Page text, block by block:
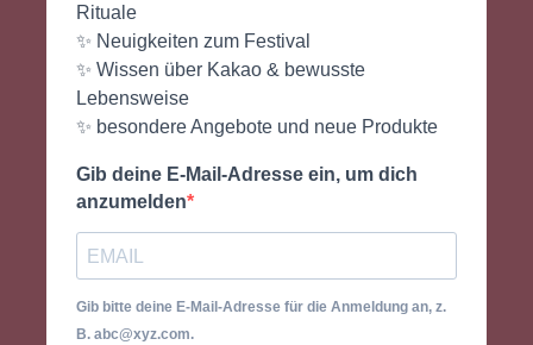
Rituale
✨ Neuigkeiten zum Festival
✨ Wissen über Kakao & bewusste
Lebensweise
✨ besondere Angebote und neue Produkte
Gib deine E-Mail-Adresse ein, um dich
anzumelden
Gib bitte deine E-Mail-Adresse für die Anmeldung an, z.
B. abc@xyz.com.